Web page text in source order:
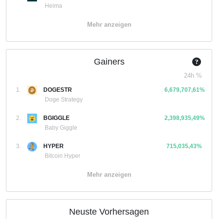
Heima
Mehr anzeigen
Gainers
24h %
1.
DOGESTR
Doge Strategy
6,679,707,61%
2.
BGIGGLE
Baby Giggle
2,398,935,49%
3.
HYPER
Bitcoin Hyper
715,035,43%
Mehr anzeigen
Neuste Vorhersagen